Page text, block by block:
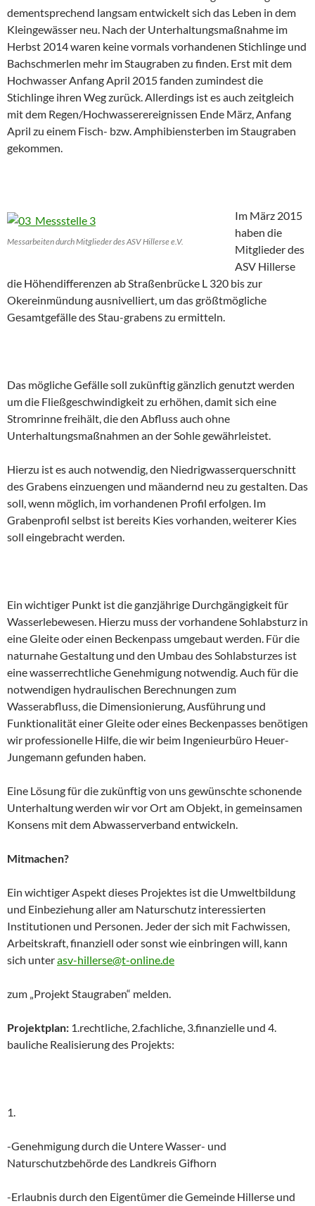
dementsprechend langsam entwickelt sich das Leben in dem
Kleingewässer neu. Nach der Unterhaltungsmaßnahme im
Herbst 2014 waren keine vormals vorhandenen Stichlinge und
Bachschmerlen mehr im Staugraben zu finden. Erst mit dem
Hochwasser Anfang April 2015 fanden zumindest die
Stichlinge ihren Weg zurück. Allerdings ist es auch zeitgleich
mit dem Regen/Hochwasserereignissen Ende März, Anfang
April zu einem Fisch- bzw. Amphibiensterben im Staugraben
gekommen.
Messarbeiten durch Mitglieder des ASV Hillerse e.V.
Im März 2015
haben die
Mitglieder des
ASV Hillerse
die Höhendifferenzen ab Straßenbrücke L 320 bis zur
Okereinmündung ausnivelliert, um das größtmögliche
Gesamtgefälle des Stau-grabens zu ermitteln.
Das mögliche Gefälle soll zukünftig gänzlich genutzt werden
um die Fließgeschwindigkeit zu erhöhen, damit sich eine
Stromrinne freihält, die den Abfluss auch ohne
Unterhaltungsmaßnahmen an der Sohle gewährleistet.
Hierzu ist es auch notwendig, den Niedrigwasserquerschnitt
des Grabens einzuengen und mäandernd neu zu gestalten. Das
soll, wenn möglich, im vorhandenen Profil erfolgen. Im
Grabenprofil selbst ist bereits Kies vorhanden, weiterer Kies
soll eingebracht werden.
Ein wichtiger Punkt ist die ganzjährige Durchgängigkeit für
Wasserlebewesen. Hierzu muss der vorhandene Sohlabsturz in
eine Gleite oder einen Beckenpass umgebaut werden. Für die
naturnahe Gestaltung und den Umbau des Sohlabsturzes ist
eine wasserrechtliche Genehmigung notwendig. Auch für die
notwendigen hydraulischen Berechnungen zum
Wasserabfluss, die Dimensionierung, Ausführung und
Funktionalität einer Gleite oder eines Beckenpasses benötigen
wir professionelle Hilfe, die wir beim Ingenieurbüro Heuer-
Jungemann gefunden haben.
Eine Lösung für die zukünftig von uns gewünschte schonende
Unterhaltung werden wir vor Ort am Objekt, in gemeinsamen
Konsens mit dem Abwasserverband entwickeln.
Mitmachen?
Ein wichtiger Aspekt dieses Projektes ist die Umweltbildung
und Einbeziehung aller am Naturschutz interessierten
Institutionen und Personen. Jeder der sich mit Fachwissen,
Arbeitskraft, finanziell oder sonst wie einbringen will, kann
sich unterasv-hillerse@t-online.de
zum „Projekt Staugraben“ melden.
Projektplan: 1.rechtliche, 2.fachliche, 3.finanzielle und 4.
bauliche Realisierung des Projekts:
1.
-Genehmigung durch die Untere Wasser- und
Naturschutzbehörde des Landkreis Gifhorn
-Erlaubnis durch den Eigentümer die Gemeinde Hillerse und